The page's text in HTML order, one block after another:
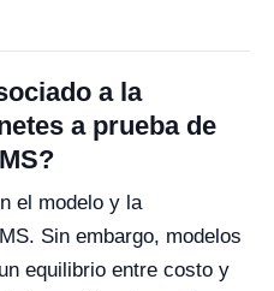
a la
a prueba de
el modelo y la
Sin embargo, modelos
equilibrio entre costo y